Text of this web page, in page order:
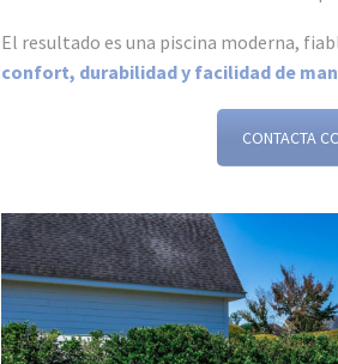
El resultado es una piscina moderna,
confort, durabilidad y facilidad de
CONTACTA